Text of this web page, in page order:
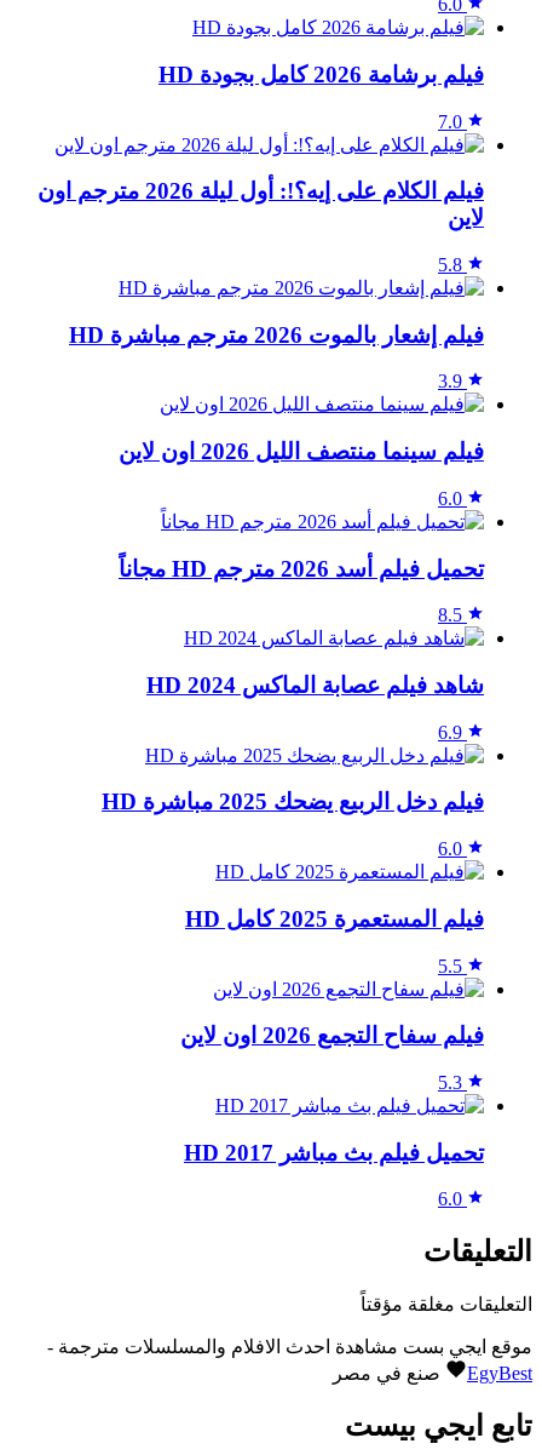
6.0
فيلم برشامة 2026 كامل بجودة HD
7.0
فيلم الكلام على إيه؟!: أول ليلة 2026 مترجم اون
لاين
5.8
فيلم إشعار بالموت 2026 مترجم مباشرة HD
3.9
فيلم سينما منتصف الليل 2026 اون لاين
6.0
تحميل فيلم أسد 2026 مترجم HD مجاناً
8.5
شاهد فيلم عصابة الماكس 2024 HD
6.9
فيلم دخل الربيع يضحك 2025 مباشرة HD
6.0
فيلم المستعمرة 2025 كامل HD
5.5
فيلم سفاح التجمع 2026 اون لاين
5.3
تحميل فيلم بث مباشر 2017 HD
6.0
التعليقات
التعليقات مغلقة مؤقتاً
موقع ايجي بست مشاهدة احدث الافلام والمسلسلات مترجمة -
EgyBest
صنع في مصر
تابع ايجي بيست